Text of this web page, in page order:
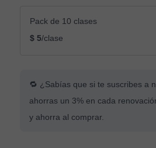
Pack de 10 clases
$ 5/clase
🔁 ¿Sabías que si te suscribes a
ahorras un 3% en cada
y ahorra al comprar.